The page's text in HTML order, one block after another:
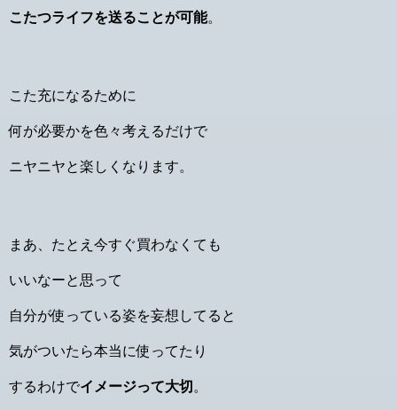
こたつライフを送ることが可能。
こた充になるために
何が必要かを色々考えるだけで
ニヤニヤと楽しくなります。
まあ、たとえ今すぐ買わなくても
いいなーと思って
自分が使っている姿を妄想してると
気がついたら本当に使ってたり
するわけでイメージって大切 。